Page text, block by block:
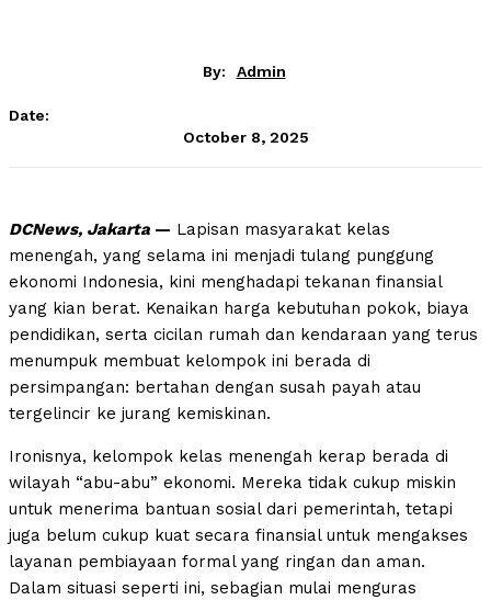
By: Admin
Date:
October 8, 2025
DCNews, Jakarta — Lapisan masyarakat kelas
menengah, yang selama ini menjadi tulang punggung
ekonomi Indonesia, kini menghadapi tekanan finansial
yang kian berat. Kenaikan harga kebutuhan pokok, biaya
pendidikan, serta cicilan rumah dan kendaraan yang terus
menumpuk membuat kelompok ini berada di
persimpangan: bertahan dengan susah payah atau
tergelincir ke jurang kemiskinan.
Ironisnya, kelompok kelas menengah kerap berada di
wilayah “abu-abu” ekonomi. Mereka tidak cukup miskin
untuk menerima bantuan sosial dari pemerintah, tetapi
juga belum cukup kuat secara finansial untuk mengakses
layanan pembiayaan formal yang ringan dan aman.
Dalam situasi seperti ini, sebagian mulai menguras